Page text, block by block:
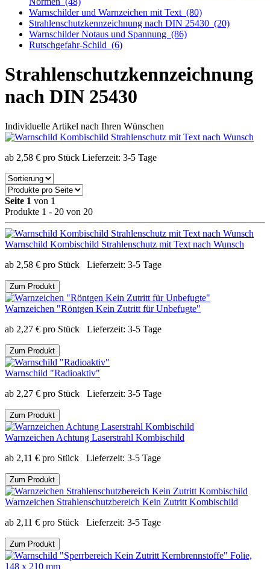
Warnschilder und Warnzeichen mit Text (80)
Strahlenschutzkennzeichnung nach DIN 25430 (20)
Warnschilder Notaus und Spannung (86)
Rutschgefahr-Schild (6)
Strahlenschutzkennzeichnung
nach DIN 25430
Individuelle Artikel nach Ihren Wünschen
ab 2,58 € pro Stück Lieferzeit: 3-5 Tage
Seite 1 von 1
Produkte 1 - 20 von 20
Warnschild Kombischild Strahlenschutz mit Text nach Wunsch
ab 2,58 € pro Stück Lieferzeit: 3-5 Tage
Zum Produkt
Warnzeichen "Röntgen Kein Zutritt für Unbefugte"
ab 2,27 € pro Stück Lieferzeit: 3-5 Tage
Zum Produkt
Warnschild "Radioaktiv"
ab 2,27 € pro Stück Lieferzeit: 3-5 Tage
Zum Produkt
Warnzeichen Achtung Laserstrahl Kombischild
ab 2,11 € pro Stück Lieferzeit: 3-5 Tage
Zum Produkt
Warnzeichen Strahlenschutzbereich Kein Zutritt Kombischild
ab 2,11 € pro Stück Lieferzeit: 3-5 Tage
Zum Produkt